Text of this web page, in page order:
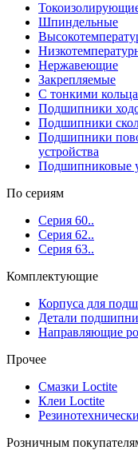
Шпиндельные
Нержавеющие
Закрепляемые
С тонкими
Подшипники
Подшипники
Подшипники
устройства
Подшипниковые
По сериям
Серия 60..
Серия 62..
Серия 63..
Комплектующие
Корпуса для
Детали
Направляющие
Прочее
Смазки Loctite
Клеи Loctite
Розничным